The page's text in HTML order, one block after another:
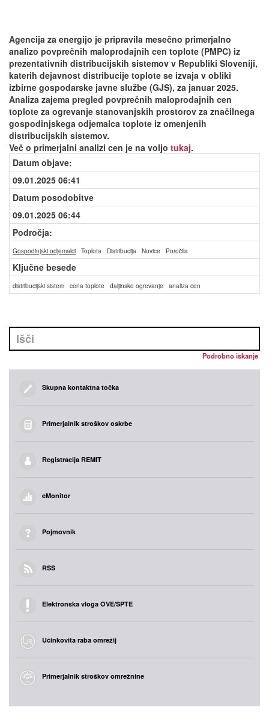
Agencija za energijo je pripravila mesečno primerjalno
analizo povprečnih maloprodajnih cen toplote (PMPC) iz
prezentativnih distribucijskih sistemov v Republiki Sloveniji,
katerih dejavnost distribucije toplote se izvaja v obliki
izbirne gospodarske javne službe (GJS), za januar 2025.
Analiza zajema pregled povprečnih maloprodajnih cen
toplote za ogrevanje stanovanjskih prostorov za značilnega
gospodinjskega odjemalca toplote iz omenjenih
distribucijskih sistemov.
Več o primerjalni analizi cen je na voljo tukaj.
Datum objave:
09.01.2025 06:41
Datum posodobitve
09.01.2025 06:44
Področja:
Gospodinjski odjemalci Toplota Distribucija Novice Poročila
Ključne besede
distribucijski sistem cena toplote daljinsko ogrevanje analiza cen
Podrobno iskanje
Skupna kontaktna točka
Primerjalnik stroškov oskrbe
Registracija REMIT
eMonitor
Pojmovnik
RSS
Elektronska vloga OVE/SPTE
Učinkovita raba omrežij
Primerjalnik stroškov omrežnine